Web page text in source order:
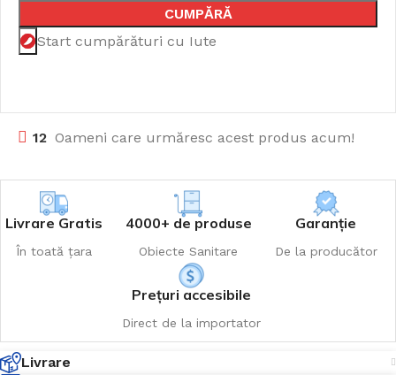
CUMPĂRĂ
Start cumpărături cu Iute
12 Oameni care urmăresc acest produs acum!
Livrare Gratis
În toată țara
4000+ de produse
Obiecte Sanitare
Garanție
De la producător
Prețuri accesibile
Direct de la importator
Livrare